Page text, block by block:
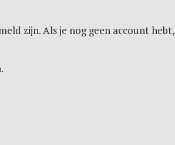
zijn. Als je nog geen account hebt,